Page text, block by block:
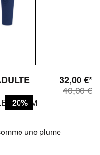
BREM
32,00 €*
40,00 €
20%
une plume -